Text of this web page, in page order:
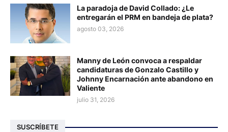
La paradoja de David Collado: ¿Le
entregarán el PRM en bandeja de plata?
agosto 03, 2026
Manny de León convoca a respaldar
candidaturas de Gonzalo Castillo y
Johnny Encarnación ante abandono en
Valiente
julio 31, 2026
SUSCRÍBETE